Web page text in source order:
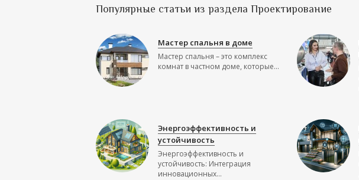
Популярные статьи из раздела Проектирование
Мастер спальня в доме
Мастер спальня – это комплекс
комнат в частном доме, которые...
Энергоэффективность и
устойчивость
Энергоэффективность и
устойчивость: Интеграция
инновационных...